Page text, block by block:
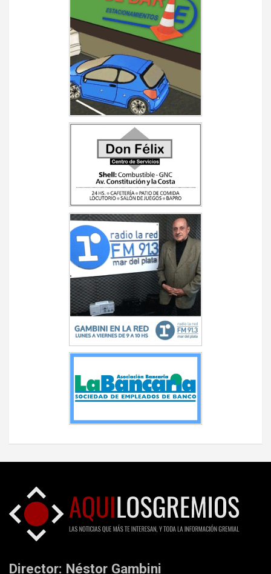
Director: Néstor Gambini